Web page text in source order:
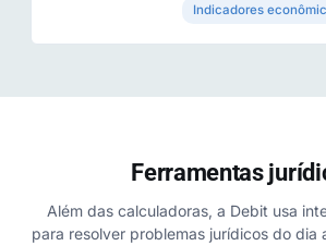
Indicadores
Ferramentas
Além das calculadoras, a Debit usa
para resolver problemas jurídicos do